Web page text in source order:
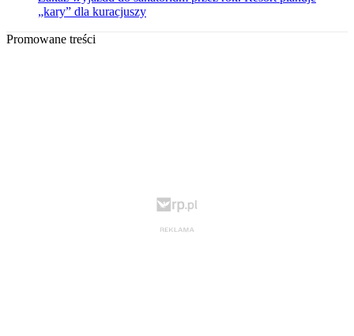
„kary” dla kuracjuszy
Promowane treści